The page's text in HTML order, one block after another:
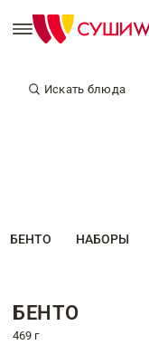
Искать блюда
БЕНТО НАБОРЫ
БЕНТО
469 г